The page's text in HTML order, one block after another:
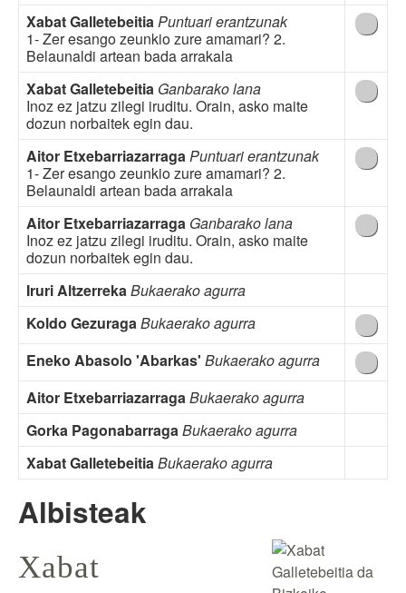
Xabat GalletebeitiaPuntuari erantzunak
1- Zer esango zeunkio zure amamari? 2.
Belaunaldi artean bada arrakala
Xabat Galletebeitia Ganbarako lana
Inoz ez jatzu zilegi iruditu. Orain, asko maite
dozun norbaitek egin dau.
Aitor EtxebarriazarragaPuntuari erantzunak
1- Zer esango zeunkio zure amamari? 2.
Belaunaldi artean bada arrakala
Aitor Etxebarriazarraga Ganbarako lana
Inoz ez jatzu zilegi iruditu. Orain, asko maite
dozun norbaitek egin dau.
Iruri AltzerrekaBukaerako agurra
Koldo GezuragaBukaerako agurra
Eneko Abasolo 'Abarkas' Bukaerako agurra
Aitor EtxebarriazarragaBukaerako agurra
Gorka PagonabarragaBukaerako agurra
Xabat GalletebeitiaBukaerako agurra
Albisteak
Xabat